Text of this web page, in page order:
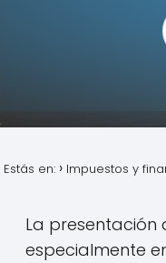
Estás en: Impuestos y
La presentación
especialmente